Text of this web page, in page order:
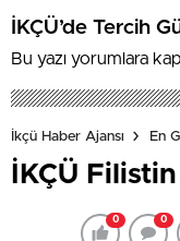
İKÇÜ’de Tercih
Bu yazı yorumlara
İkçü Haber Ajansı En
İKÇÜ
0 0